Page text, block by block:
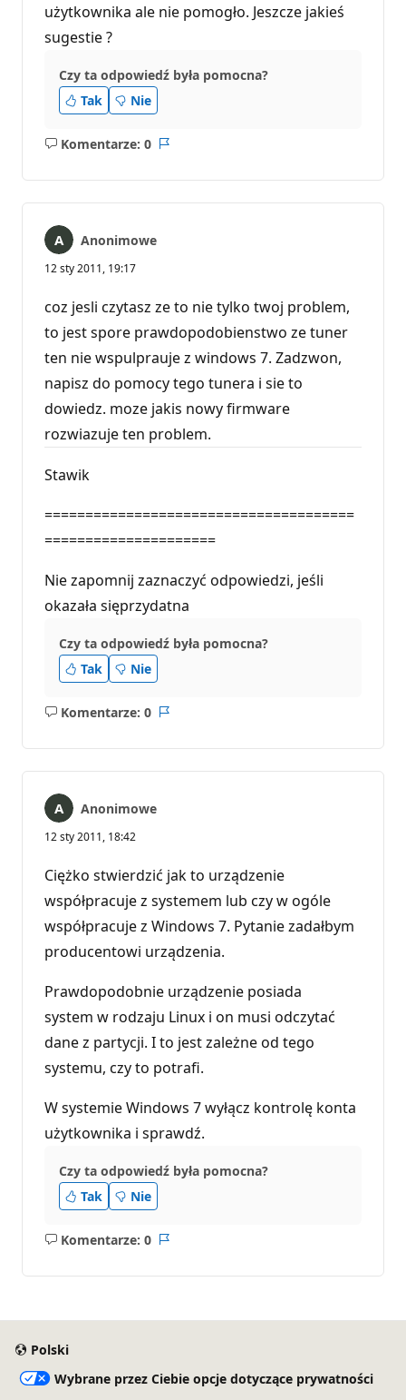
użytkownika ale nie pomogło. Jeszcze jakieś
sugestie ?
Czy ta odpowiedź była pomocna?
Tak
Nie
Komentarze: 0
Brak
Anonimowe
12 sty 2011, 19:17
coz jesli czytasz ze to nie tylko twoj problem,
to jest spore prawdopodobienstwo ze tuner
ten nie wspulprauje z windows 7. Zadzwon,
napisz do pomocy tego tunera i sie to
dowiedz. moze jakis nowy firmware
rozwiazuje ten problem.
Stawik
======================================
=====================
Nie zapomnij zaznaczyć odpowiedzi, jeśli
okazała sięprzydatna
Czy ta odpowiedź była pomocna?
Tak
Nie
Komentarze: 0
Brak
Anonimowe
12 sty 2011, 18:42
Ciężko stwierdzić jak to urządzenie
współpracuje z systemem lub czy w ogóle
współpracuje z Windows 7. Pytanie zadałbym
producentowi urządzenia.
Prawdopodobnie urządzenie posiada
system w rodzaju Linux i on musi odczytać
dane z partycji. I to jest zależne od tego
systemu, czy to potrafi.
W systemie Windows 7 wyłącz kontrolę konta
użytkownika i sprawdź.
Czy ta odpowiedź była pomocna?
Tak
Nie
Komentarze: 0
Brak
Polski
Wybrane przez Ciebie opcje dotyczące prywatności